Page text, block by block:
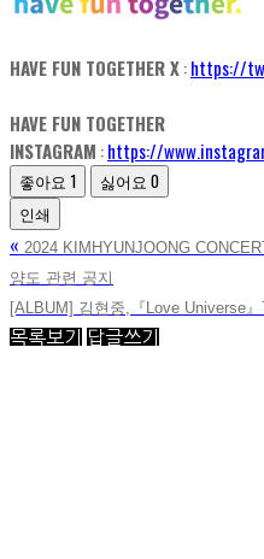
HAVE FUN TOGETHER X:https://
HAVE FUN TOGETHER
INSTAGRAM :https://
좋아요 1 싫어요 0
인쇄
« 2024 KIMHYUNJOONG
양도 관련 공지
[ALBUM] 김현중,『Love Universe
목록보기 답글쓰기